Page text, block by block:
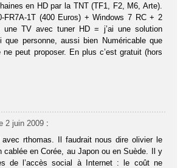
en HD par la TNT (TF1, F2, M6, Arte).
FR7A-1T (400 Euros) + Windows 7 RC + 2
TV avec tuner HD = j’ai une solution
que personne, aussi bien Numéricable que
ne peut proposer. En plus c’est gratuit (hors
2 juin 2009 :
avec rthomas. Il faudrait nous dire olivier le
cablée en Corée, au Japon ou en Suède. Il y
de l’accès social à Internet : le coût ne